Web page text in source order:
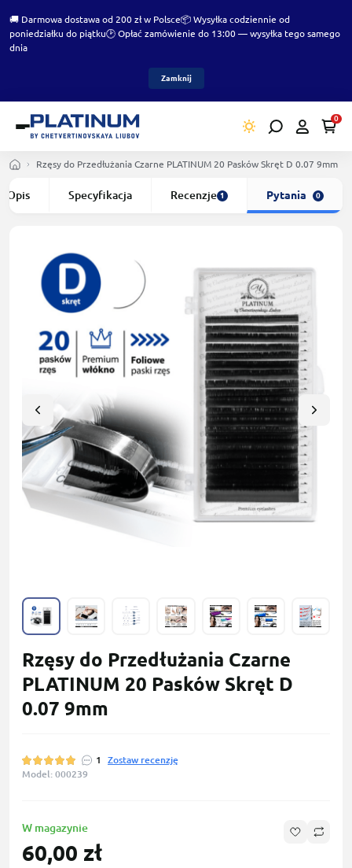
🚚 Darmowa dostawa od 200 zł w Polsce📦 Wysyłka codziennie od
poniedziałku do piątku🕑 Opłać zamówienie do 13:00 — wysyłka tego samego
dnia
Zamknij
0
Rzęsy do Przedłużania Czarne PLATINUM 20 Pasków Skręt D 0.07 9mm
Opis Specyfikacja Recenzje 1 Pytania 0
Rzęsy do Przedłużania Czarne
PLATINUM 20 Pasków Skręt D
0.07 9mm
1
Zostaw recenzję
Model: 000239
W magazynie
60,00 zł